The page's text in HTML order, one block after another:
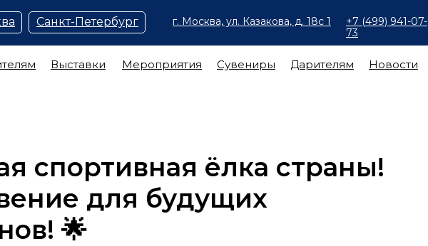
+7 (499) 941-07-
73
г. Москва, ул. Казакова, д. 18с 1
Выставки Мероприятия Сувениры Новости
Дарителям
Санкт-Петербург
спортивная ёлка страны!
для будущих
🌟